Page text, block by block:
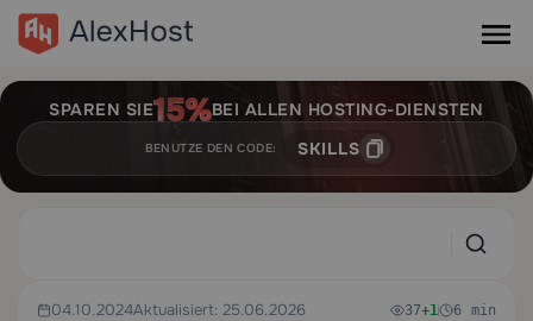
SPAREN SIE BEI ALLEN HOSTING-DIENSTEN
BENUTZE DEN CODE: SKILLS
04.10.2024Aktualisiert: 25.06.2026
37+1 6 min